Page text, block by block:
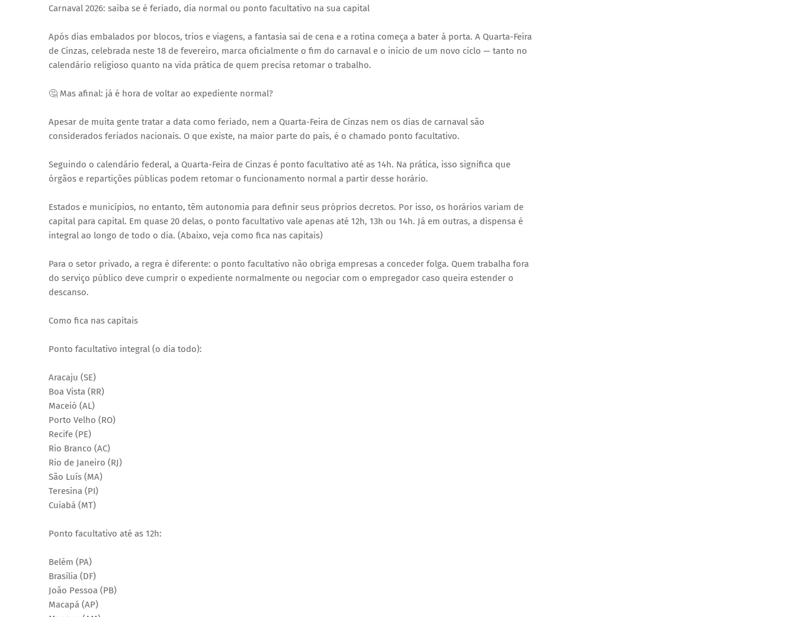
Carnaval 2026: saiba se é feriado, dia normal ou ponto facultativo na sua capital
Após dias embalados por blocos, trios e viagens, a fantasia sai de cena e a rotina começa a bater à porta. A Quarta-Feira
de Cinzas, celebrada neste 18 de fevereiro, marca oficialmente o fim do carnaval e o início de um novo ciclo — tanto no
calendário religioso quanto na vida prática de quem precisa retomar o trabalho.
🤔 Mas afinal: já é hora de voltar ao expediente normal?
Apesar de muita gente tratar a data como feriado, nem a Quarta-Feira de Cinzas nem os dias de carnaval são
considerados feriados nacionais. O que existe, na maior parte do país, é o chamado ponto facultativo.
Seguindo o calendário federal, a Quarta-Feira de Cinzas é ponto facultativo até as 14h. Na prática, isso significa que
órgãos e repartições públicas podem retomar o funcionamento normal a partir desse horário.
Estados e municípios, no entanto, têm autonomia para definir seus próprios decretos. Por isso, os horários variam de
capital para capital. Em quase 20 delas, o ponto facultativo vale apenas até 12h, 13h ou 14h. Já em outras, a dispensa é
integral ao longo de todo o dia. (Abaixo, veja como fica nas capitais)
Para o setor privado, a regra é diferente: o ponto facultativo não obriga empresas a conceder folga. Quem trabalha fora
do serviço público deve cumprir o expediente normalmente ou negociar com o empregador caso queira estender o
descanso.
Como fica nas capitais
Ponto facultativo integral (o dia todo):
Aracaju (SE)
Boa Vista (RR)
Maceió (AL)
Porto Velho (RO)
Recife (PE)
Rio Branco (AC)
Rio de Janeiro (RJ)
São Luís (MA)
Teresina (PI)
Cuiabá (MT)
Ponto facultativo até as 12h:
Belém (PA)
Brasília (DF)
João Pessoa (PB)
Macapá (AP)